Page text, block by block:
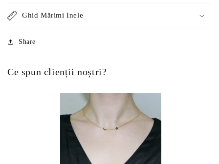
Ghid Mărimi Inele
Share
Ce spun clienții noștri?